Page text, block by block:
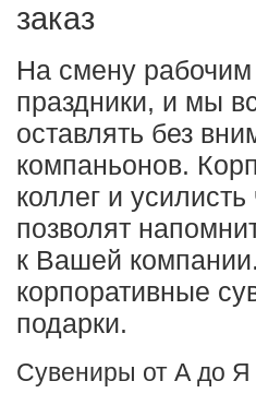
заказ
На смену
праздники, и мы
оставлять без
компаньонов.
коллег и
позволят
к Вашей
корпоративные
подарки.
Сувениры от А до